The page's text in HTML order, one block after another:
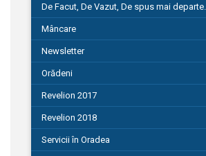
De Facut, De Vazut, De spus mai departe…
580
Mâncare
Newsletter
Orădeni
Revelion 2017
Revelion 2018
Servicii în Oradea